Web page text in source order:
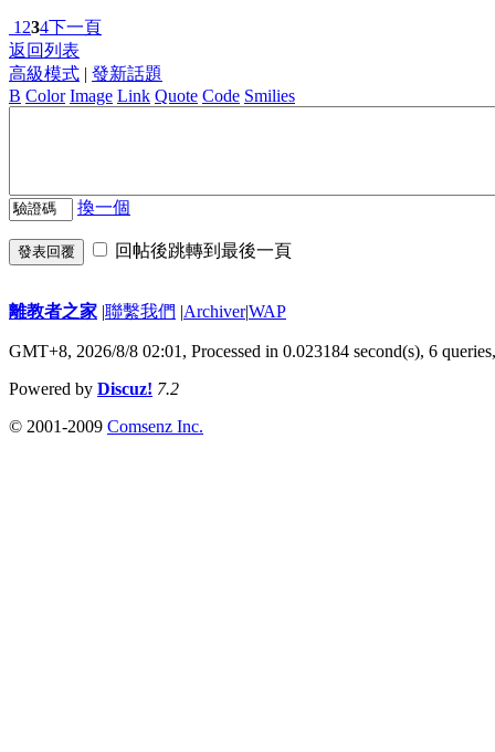
1 234下一頁
返回列表
高級模式 | 發新話題
B Color Image Link Quote Code Smilies
換一個
發表回覆 回帖後跳轉到最後一頁
離教者之家 |聯繫我們 |Archiver|WAP
GMT+8, 2026/8/8 02:01, Processed in 0.023184 second(s), 6
Powered by Discuz! 7.2
© 2001-2009 Comsenz Inc.